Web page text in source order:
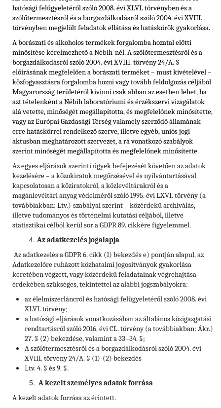
hatósági felügyeletéről szóló 2008. évi XLVI. törvényben ésa
szőlőtermesztésről és a borgazdálkodásról szóló 2004. évi XVIII.
törvénybenmegjelölt feladatok ellátása és hatáskörök gyakorlása.
A borászati és alkoholos termékek forgalomba hozatal előtti
minősítése kérelmezhető a Nébih-nél. A szőlőtermesztésről és a
borgazdálkodásról szóló 2004. évi XVIII. törvény 24/A. §
előírásának megfelelően a borászati terméket – must kivételével –
közfogyasztásra forgalomba hozni vagy tovább feldolgozás céljából
Magyarország területéről kivinni csak abban az esetben lehet, ha
azt tételenként a Nébih laboratóriumi és érzékszervi vizsgálatok
alá vetette, minőségét megállapította, és megfelelőnek minősítette,
vagy az Európai Gazdasági Térség valamely szerződő államának
erre hatáskörrel rendelkező szerve, illetve egyéb, uniós jogi
aktusban meghatározott szervezet, a rá vonatkozó szabályok
szerint minőségét megállapította és megfelelőnek minősítette.
Az egyes eljárások szerinti ügyek befejezését követően az adatok
kezelésére – a közokiratok megőrzésével és nyilvántartásával
kapcsolatosan a köziratokról, a közlevéltárakról és a
magánlevéltári anyag védelméről szóló 1995. évi LXVI. törvény (a
továbbiakban: Ltv.) szabályai szerint – közérdekű archiválás,
illetve tudományos és történelmi kutatási céljából, illetve
statisztikai célból kerül sor a GDPR 89. cikkére figyelemmel.
Az adatkezelés jogalapja
Az adatkezelés a GDPR 6. cikk (1) bekezdés e) pontján alapul, az
Adatkezelőre ruházott közhatalmi jogosítványok gyakorlása
keretében végzett, vagy közérdekű feladatainak végrehajtása
érdekében szükséges, tekintettel az alábbi jogszabályokra:
az élelmiszerláncról és hatósági felügyeletéről szóló 2008. évi
XLVI. törvény;
a hatósági eljárások vonatkozásában az általános közigazgatási
rendtartásról szóló 2016. évi CL. törvény (a továbbiakban: Ákr.)
27. § (2) bekezdése, valamint a 33–34. §;
A szőlőtermesztésről és a borgazdálkodásról szóló 2004. évi
XVIII. törvény 24/A. § (1)-(2) bekezdés
Ltv. 4. § és 9. §.
A kezelt személyes adatok forrása
A kezelt adatok forrása az érintett.